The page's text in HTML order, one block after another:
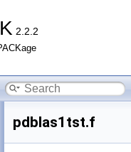
2.2.2
pdblas1tst.f